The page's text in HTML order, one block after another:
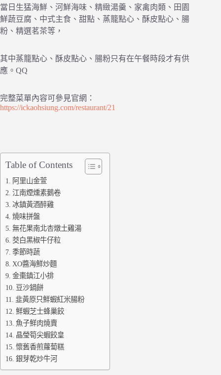
當日生猛海鮮、河鮮海味、精緻湯羹、家禽肉類、田園
鮮蔬豆腐、中式主食、甜點、蒸籠點心、酥皮點心、腸
粉、精選茗茶等，
其中蒸籠點心、酥皮點心、腸粉只有在午餐時段才有供
應。QQ
完整菜單內容可參見官網：
https://ickaohsiung.com/restaurant/21
Table of Contents
阿里山金萱
江南煙燻素鵝卷
冰鎮黃酒醉雞
燒味拼盤
無花果南北杏燉土雞湯
茭白黑椒牛仔粒
季節時蔬
XO醬海鮮炒麵
金棗鎮江小排
豆沙鍋餅
韭黃原只鮮蝦紅米腸粉
鮮蝦芝士蜂巢餃
魚子鮮肉燒賣
晶瑩筍尖蝦餃皇
懷舊香煎蘿蔔糕
銀芽乾炒牛河